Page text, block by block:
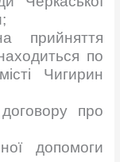
прийняття
по
Чигирин
про
допомоги